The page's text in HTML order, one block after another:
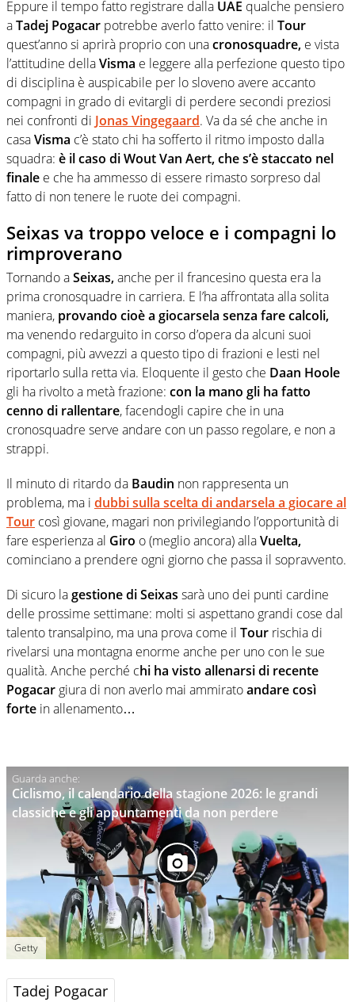
Eppure il tempo fatto registrare dalla UAE qualche pensiero
aTadej Pogacar potrebbe averlo fatto venire: il Tour
quest’anno si aprirà proprio con unacronosquadre, e vista
l’attitudine dellaVisma e leggere alla perfezione questo tipo
di disciplina è auspicabile per lo sloveno avere accanto
compagni in grado di evitargli di perdere secondi preziosi
nei confronti di Jonas Vingegaard. Va da sé che anche in
casaVisma c’è stato chi ha sofferto il ritmo imposto dalla
squadra: è il caso di Wout Van Aert, che s’è staccato nel
finale e che ha ammesso di essere rimasto sorpreso dal
fatto di non tenere le ruote dei compagni.
Seixas va troppo veloce e i compagni lo
rimproverano
Tornando aSeixas,anche per il francesino questa era la
prima cronosquadre in carriera. E l’ha affrontata alla solita
maniera, provando cioè a giocarsela senza fare calcoli,
ma venendo redarguito in corso d’opera da alcuni suoi
compagni, più avvezzi a questo tipo di frazioni e lesti nel
riportarlo sulla retta via. Eloquente il gesto che Daan Hoole
gli ha rivolto a metà frazione: con la mano gli ha fatto
cenno di rallentare, facendogli capire che in una
cronosquadre serve andare con un passo regolare, e non a
strappi.
Il minuto di ritardo da Baudin non rappresenta un
problema, ma i dubbi sulla scelta di andarsela a giocare al
Tour così giovane, magari non privilegiando l’opportunità di
fare esperienza al Giro o (meglio ancora) allaVuelta,
cominciano a prendere ogni giorno che passa il sopravvento.
Di sicuro lagestione di Seixas sarà uno dei punti cardine
delle prossime settimane: molti si aspettano grandi cose dal
talento transalpino, ma una prova come il Tour rischia di
rivelarsi una montagna enorme anche per uno con le sue
qualità. Anche perché chi ha visto allenarsi di recente
Pogacar giura di non averlo mai ammiratoandare così
forte in allenamento…
Ciclismo, il calendario della stagione 2026: le grandi
classiche e gli appuntamenti da non perdere
Getty
Tadej Pogacar